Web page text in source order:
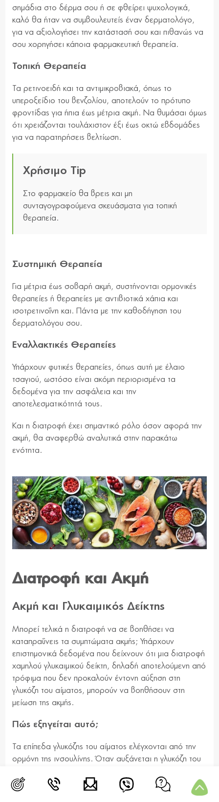
σημάδια στο δέρμα σου ή σε φθείρει ψυχολογικά,
καλό θα ήταν να συμβουλευτείς έναν δερματολόγο,
για να αξιολογήσει την κατάστασή σου και πιθανώς να
σου χορηγήσει κάποια φαρμακευτική θεραπεία.
Τοπική Θεραπεία
Τα ρετινοειδή και τα αντιμικροβιακά, όπως το
υπεροξείδιο του βενζολίου, αποτελούν το πρότυπο
φροντίδας για ήπια έως μέτρια ακμή. Να θυμάσαι όμως
ότι χρειάζονται τουλάχιστον έξι έως οκτώ εβδομάδες
για να παρατηρήσεις βελτίωση.
Χρήσιμο Tip
Στο φαρμακείο θα βρεις και μη
συνταγογραφούμενα σκευάσματα για τοπική
θεραπεία.
Συστημική Θεραπεία
Για μέτρια έως σοβαρή ακμή, συστήνονται ορμονικές
θεραπείες ή θεραπείες με αντιβιοτικά χάπια και
ισοτρετινοΐνη και. Πάντα με την καθοδήγηση του
δερματολόγου σου.
Εναλλακτικές Θεραπείες
Υπάρχουν φυτικές θεραπείες, όπως αυτή με έλαιο
τσαγιού, ωστόσο είναι ακόμη περιορισμένα τα
δεδομένα για την ασφάλεια και την
αποτελεσματικότητά τους.
Και η διατροφή έχει σημαντικό ρόλο όσον αφορά την
ακμή, θα αναφερθώ αναλυτικά στην παρακάτω
ενότητα.
Διατροφή και Ακμή
Ακμή και Γλυκαιμικός Δείκτης
Μπορεί τελικά η διατροφή να σε βοηθήσει να
καταπραΰνεις τα συμπτώματα ακμής; Υπάρχουν
επιστημονικά δεδομένα που δείχνουν ότι μια διατροφή
χαμηλού γλυκαιμικού δείκτη, δηλαδή αποτελούμενη από
τρόφιμα που δεν προκαλούν έντονη αύξηση στη
γλυκόζη του αίματος, μπορούν να βοηθήσουν στη
μείωση της ακμής.
Πώς εξηγείται αυτό;
Τα επίπεδα γλυκόζης του αίματος ελέγχονται από την
ορμόνη της ινσουλίνης. Όταν αυξάνεται η γλυκόζη του
να την επαναφέρουν. Ωστόσο, η αύξηση της